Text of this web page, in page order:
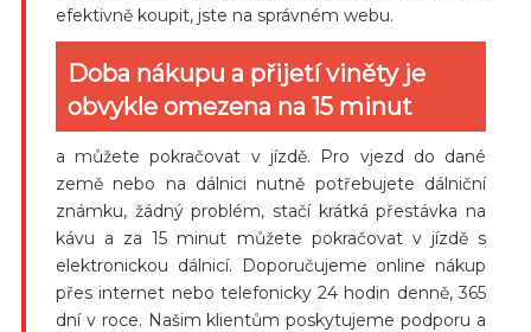
efektivně koupit, jste na správném webu.
Doba nákupu a přijetí viněty je
obvykle omezena na 15 minut
a můžete pokračovat v jízdě. Pro vjezd do dané
země nebo na dálnici nutně potřebujete dálniční
známku, žádný problém, stačí krátká přestávka na
kávu a za 15 minut můžete pokračovat v jízdě s
elektronickou dálnicí. Doporučujeme online nákup
přes internet nebo telefonicky 24 hodin denně, 365
dní v roce. Našim klientům poskytujeme podporu a